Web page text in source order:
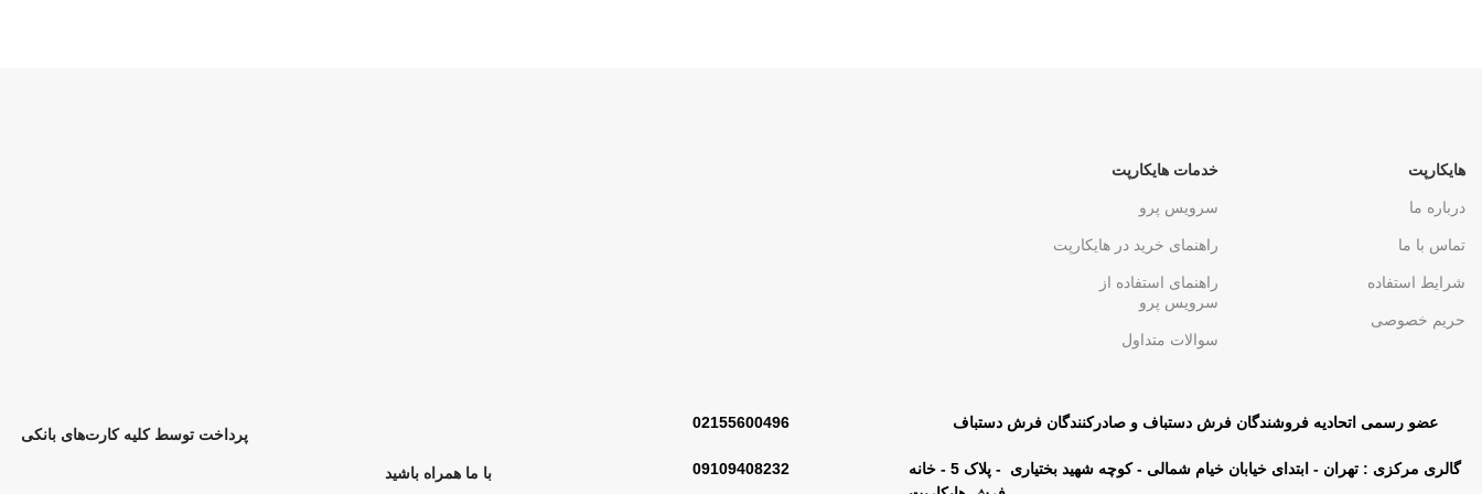
هایکارپت
درباره ما
تماس با ما
شرایط استفاده
حریم خصوصی
خدمات هایکارپت
سرویس پرو
راهنمای خرید در هایکارپت
راهنمای استفاده از
سرویس پرو
سوالات متداول
پرداخت توسط کلیه کارت‌های بانکی
با ما همراه باشید
02155600496
09109408232
عضو رسمی اتحادیه فروشندگان فرش دستباف و صادرکنندگان فرش دستباف
گالری مرکزی : تهران - ابتدای خیابان خیام شمالی - کوچه شهید بختیاری - پلاک 5 - خانه